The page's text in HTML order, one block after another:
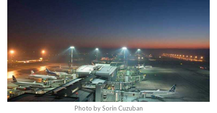
Photo by Sorin Cuzuban